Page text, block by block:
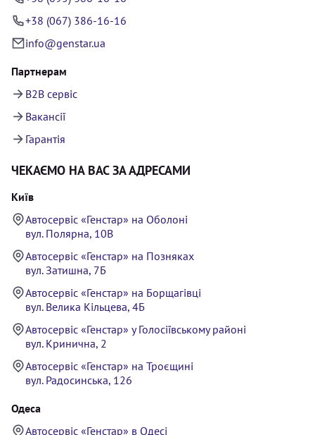
+38 (067) 386-16-16
info@genstar.ua
Партнерам
B2B сервіс
Вакансії
Гарантія
ЧЕКАЄМО НА ВАС ЗА АДРЕСАМИ
Київ
Автосервіс «Генстар» на Оболоні
вул. Полярна, 10В
Автосервіс «Генстар» на Позняках
вул. Затишна, 7Б
Автосервіс «Генстар» на Борщагівці
вул. Велика Кільцева, 4Б
Автосервіс «Генстар» у Голосіївському районі
вул. Кринична, 2
Автосервіс «Генстар» на Троєщині
вул. Радосинська, 126
Одеса
Автосервіс «Генстар» в Одесі